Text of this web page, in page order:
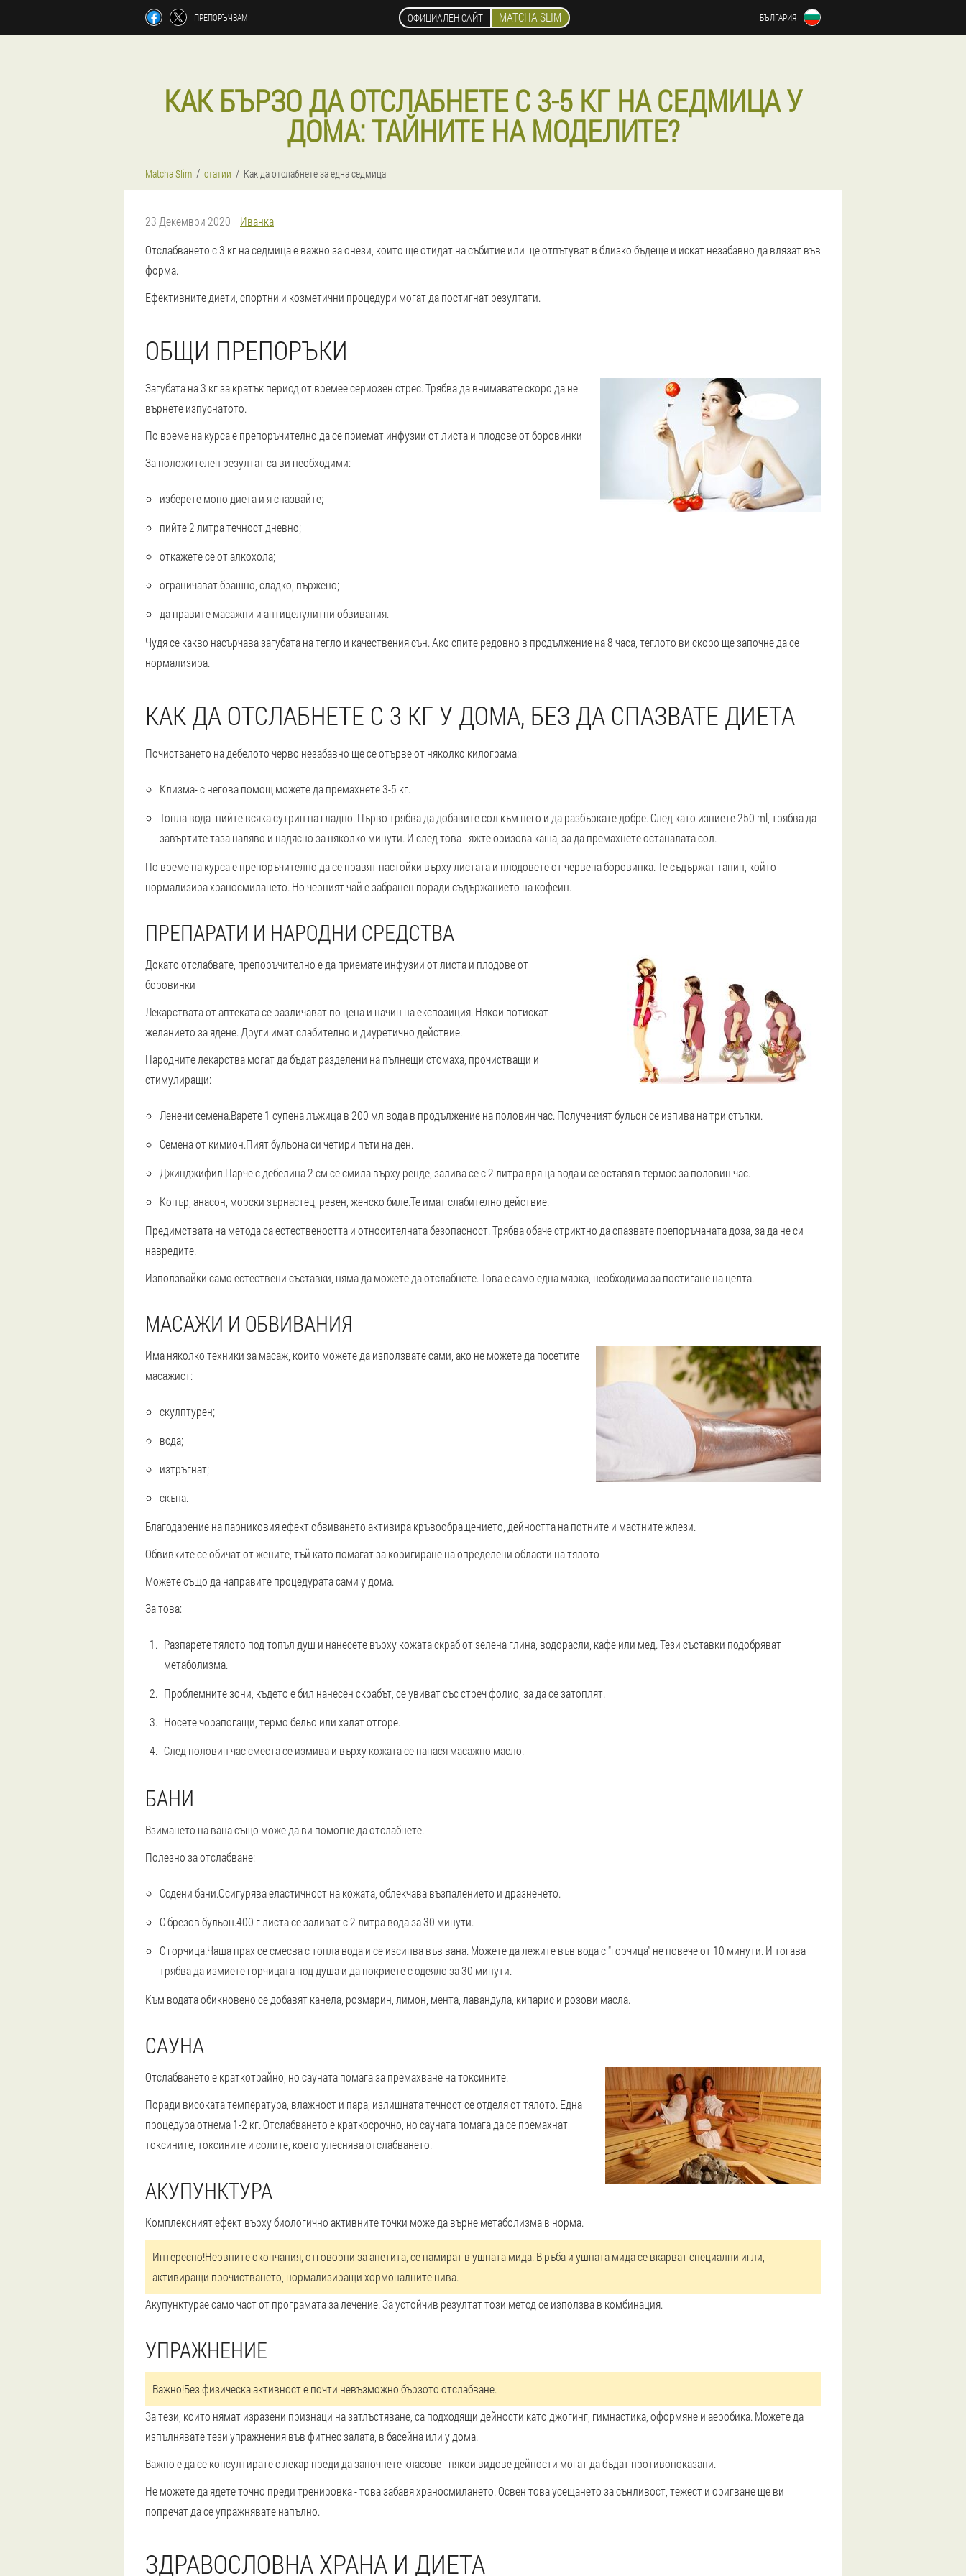
ПРЕПОРЪЧВАМ ОФИЦИАЛЕН САЙТ MATCHA SLIM БЪЛГАРИЯ
КАК БЪРЗО ДА ОТСЛАБНЕТЕ С 3-5 КГ НА СЕДМИЦА У
ДОМА: ТАЙНИТЕ НА МОДЕЛИТЕ?
Matcha Slim статии Как да отслабнете за една седмица
23 Декември 2020
Иванка
Отслабването с 3 кг на седмица е важно за онези, които ще отидат на събитие или ще отпътуват в близко бъдеще и искат незабавно да влязат във
форма.
Ефективните диети, спортни и козметични процедури могат да постигнат резултати.
ОБЩИ ПРЕПОРЪКИ
Загубата на 3 кг за кратък период от времее сериозен стрес. Трябва да внимавате скоро да не
върнете изпуснатото.
По време на курса е препоръчително да се приемат инфузии от листа и плодове от боровинки
За положителен резултат са ви необходими:
изберете моно диета и я спазвайте;
пийте 2 литра течност дневно;
откажете се от алкохола;
ограничават брашно, сладко, пържено;
да правите масажни и антицелулитни обвивания.
Чудя се какво насърчава загубата на тегло и качествения сън. Ако спите редовно в продължение на 8 часа, теглото ви скоро ще започне да се
нормализира.
КАК ДА ОТСЛАБНЕТЕ С 3 КГ У ДОМА, БЕЗ ДА СПАЗВАТЕ ДИЕТА
Почистването на дебелото черво незабавно ще се отърве от няколко килограма:
Клизма- с негова помощ можете да премахнете 3-5 кг.
Топла вода- пийте всяка сутрин на гладно. Първо трябва да добавите сол към него и да разбъркате добре. След като изпиете 250 ml, трябва да
завъртите таза наляво и надясно за няколко минути. И след това - яжте оризова каша, за да премахнете останалата сол.
По време на курса е препоръчително да се правят настойки върху листата и плодовете от червена боровинка. Те съдържат танин, който
нормализира храносмилането. Но черният чай е забранен поради съдържанието на кофеин.
ПРЕПАРАТИ И НАРОДНИ СРЕДСТВА
Докато отслабвате, препоръчително е да приемате инфузии от листа и плодове от
боровинки
Лекарствата от аптеката се различават по цена и начин на експозиция. Някои потискат
желанието за ядене. Други имат слабително и диуретично действие.
Народните лекарства могат да бъдат разделени на пълнещи стомаха, прочистващи и
стимулиращи:
Ленени семена.Варете 1 супена лъжица в 200 мл вода в продължение на половин час. Полученият бульон се изпива на три стъпки.
Семена от кимион.Пият бульона си четири пъти на ден.
Джинджифил.Парче с дебелина 2 см се смила върху ренде, залива се с 2 литра вряща вода и се оставя в термос за половин час.
Копър, анасон, морски зърнастец, ревен, женско биле.Те имат слабително действие.
Предимствата на метода са естествеността и относителната безопасност.Трябва обаче стриктно да спазвате препоръчаната доза, за да не си
навредите.
Използвайки само естествени съставки, няма да можете да отслабнете. Това е само една мярка, необходима за постигане на целта.
МАСАЖИ И ОБВИВАНИЯ
Има няколко техники за масаж, които можете да използвате сами, ако не можете да посетите
масажист:
скулптурен;
вода;
изтръгнат;
скъпа.
Благодарение на парниковия ефект обвиването активира кръвообращението, дейността на потните и мастните жлези.
Обвивките се обичат от жените, тъй като помагат за коригиране на определени области на тялото
Можете също да направите процедурата сами у дома.
За това:
Разпарете тялото под топъл душ и нанесете върху кожата скраб от зелена глина, водорасли, кафе или мед. Тези съставки подобряват
метаболизма.
Проблемните зони, където е бил нанесен скрабът, се увиват със стреч фолио, за да се затоплят.
Носете чорапогащи, термо бельо или халат отгоре.
След половин час сместа се измива и върху кожата се нанася масажно масло.
БАНИ
Взимането на вана също може да ви помогне да отслабнете.
Полезно за отслабване:
Содени бани.Осигурява еластичност на кожата, облекчава възпалението и дразненето.
С брезов бульон.400 г листа се заливат с 2 литра вода за 30 минути.
С горчица.Чаша прах се смесва с топла вода и се изсипва във вана. Можете да лежите във вода с "горчица" не повече от 10 минути. И тогава
трябва да измиете горчицата под душа и да покриете с одеяло за 30 минути.
Към водата обикновено се добавят канела, розмарин, лимон, мента, лавандула, кипарис и розови масла.
САУНА
Отслабването е краткотрайно, но сауната помага за премахване на токсините.
Поради високата температура, влажност и пара, излишната течност се отделя от тялото. Една
процедура отнема 1-2 кг. Отслабването е краткосрочно, но сауната помага да се премахнат
токсините, токсините и солите, което улеснява отслабването.
АКУПУНКТУРА
Комплексният ефект върху биологично активните точки може да върне метаболизма в норма.
Интересно!Нервните окончания, отговорни за апетита, се намират в ушната мида. В ръба и ушната мида се вкарват специални игли,
активиращи прочистването, нормализиращи хормоналните нива.
Акупунктурае само част от програмата за лечение. За устойчив резултат този метод се използва в комбинация.
УПРАЖНЕНИЕ
Важно!Без физическа активност е почти невъзможно бързото отслабване.
За тези, които нямат изразени признаци на затлъстяване, са подходящи дейности като джогинг, гимнастика, оформяне и аеробика. Можете да
изпълнявате тези упражнения във фитнес залата, в басейна или у дома.
Важно е да се консултирате с лекар преди да започнете класове - някои видове дейности могат да бъдат противопоказани.
Не можете да ядете точно преди тренировка - това забавя храносмилането. Освен това усещането за сънливост, тежест и оригване ще ви
попречат да се упражнявате напълно.
ЗДРАВОСЛОВНА ХРАНА И ДИЕТА